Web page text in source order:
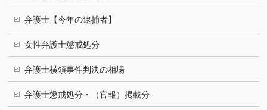
弁護士【今年の逮捕者】
女性弁護士懲戒処分
弁護士横領事件判決の相場
弁護士懲戒処分・（官報）掲載分